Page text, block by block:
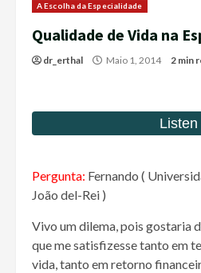
A Escolha da Especialidade
Qualidade de Vida na
dr_erthal Maio 1, 2014 2 min
Pergunta: Fernando (
João del-Rei )
Vivo um dilema, pois gostaria
que me satisfizesse tanto em
vida, tanto em retorno